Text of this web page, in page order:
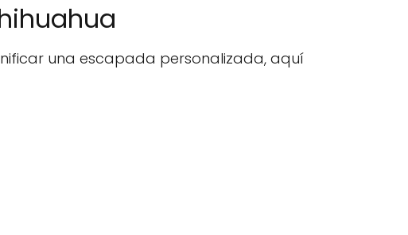
una escapada personalizada, aquí